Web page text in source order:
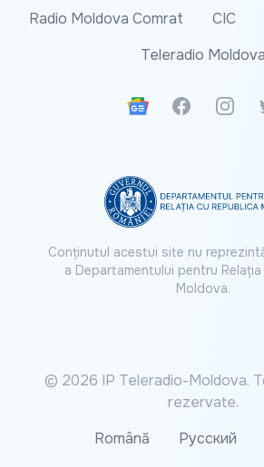
Radio Moldova Comrat
CIC
Teleradio Moldova
Google News
Facebook
Conținutul acestui site nu
a Departamentului pentru
Moldova.
© 2026 IP Teleradio-Moldova.
rezervate.
Română
Русский